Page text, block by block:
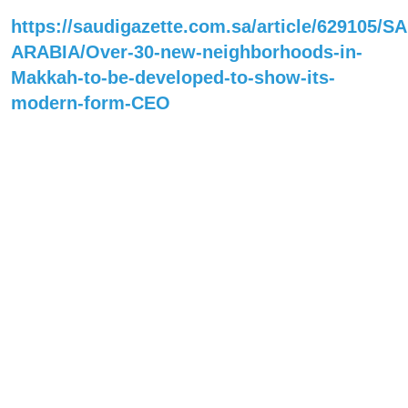
https://saudigazette.com.sa/article/629105/
ARABIA/Over-30-new-neighborhoods-in-
Makkah-to-be-developed-to-show-its-
modern-form-CEO